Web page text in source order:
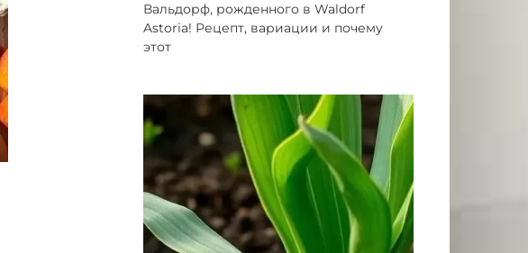
Вальдорф, рожденного в Waldorf
Astoria! Рецепт, вариации и почему
этот